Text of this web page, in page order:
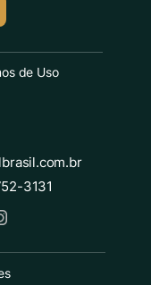
de Uso
3131